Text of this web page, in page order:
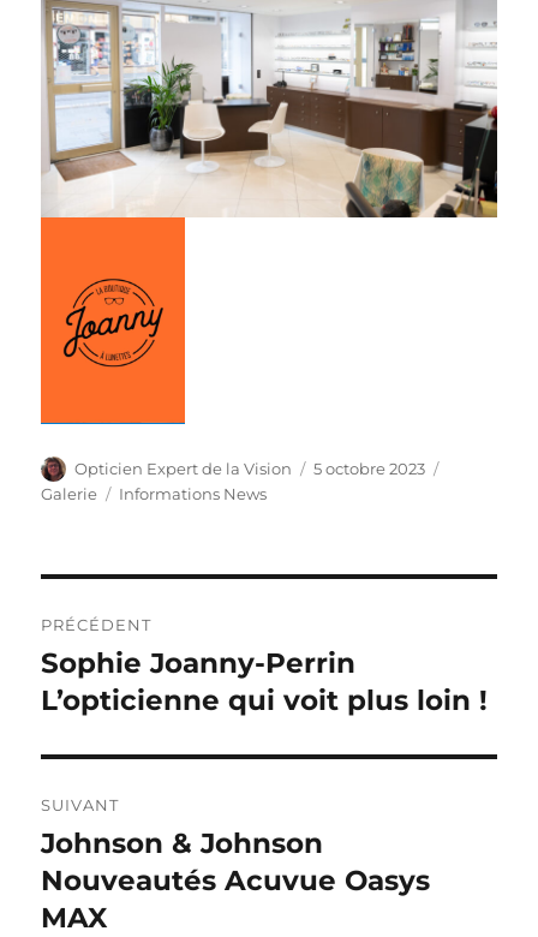
Auteur
Opticien Expert de la Vision
Publié
5 octobre 2023
Galerie
Catégories
Informations News
de
l’article
PRÉCÉDENT
Publication
précédente :
Sophie Joanny-Perrin
L’opticienne qui voit plus loin !
SUIVANT
Publication
suivante :
Johnson & Johnson
Nouveautés Acuvue Oasys
MAX